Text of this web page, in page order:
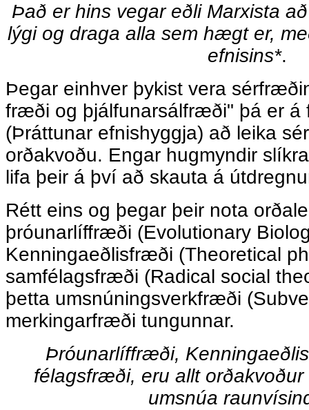
Það er hins vegar eðli Marxista
lýgi og draga alla sem hægt er,
efnisins*.
Þegar einhver þykist vera
fræði og þjálf­un­arsál­fræði" þá er á
(Þráttunar efnishyggja) að leika
orðakvoðu. Engar hugmyndir
lifa þeir á því að skauta á
Rétt eins og þegar þeir nota
þróunarlíffræði (Evolutionary
Kenningaeðlisfræði (Theoretical
samfélagsfræði (Radical social
þetta umsnúningsverkfræði
merkingarfræði tungunnar.
Þróunarlíffræði,
félagsfræði, eru allt orðakvoður
umsnúa